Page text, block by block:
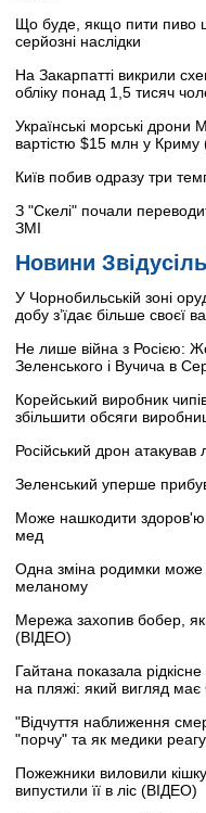
Що буде, якщо пити пиво
серйозні наслідки
На Закарпатті викрили
обліку понад 1,5 тисяч
Українські морські
вартістю $15 млн у Криму
Київ побив одразу три
З "Скелі" почали
ЗМІ
Новини Звідусіль
У Чорнобильській зоні
добу з’їдає більше своєї
Не лише війна з Росією:
Зеленського і Вучича в
Корейський виробник
збільшити обсяги
Російський дрон атакував
Зеленський уперше
Може нашкодити здоров'ю:
мед
Одна зміна родимки може
меланому
Мережа захопив бобер,
(ВІДЕО)
Гайтана показала
на пляжі: який вигляд
"Відчуття наближення
"порчу" та як медики
Пожежники виловили
випустили її в ліс (ВІДЕО)